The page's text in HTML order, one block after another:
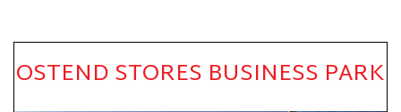
OSTEND STORES BUSINESS PARK